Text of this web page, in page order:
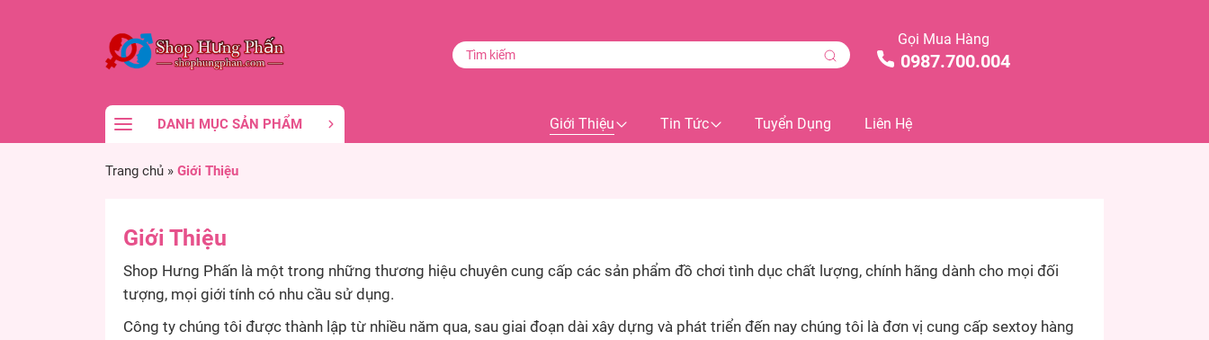
Gọi Mua Hàng
0987.700.004
DANH MỤC SẢN PHẨM Giới Thiệu Tin Tức Tuyển Dụng Liên Hệ
Trang chủ » Giới Thiệu
Giới Thiệu
Shop Hưng Phấn là một trong những thương hiệu chuyên cung cấp các sản phẩm đồ chơi tình dục chất lượng, chính hãng dành cho mọi đối
tượng, mọi giới tính có nhu cầu sử dụng.
Công ty chúng tôi được thành lập từ nhiều năm qua, sau giai đoạn dài xây dựng và phát triển đến nay chúng tôi là đơn vị cung cấp sextoy hàng